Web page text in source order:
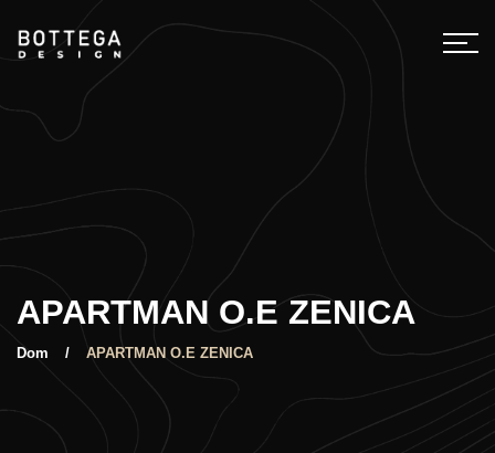
APARTMAN O.E ZENICA
Dom APARTMAN O.E ZENICA